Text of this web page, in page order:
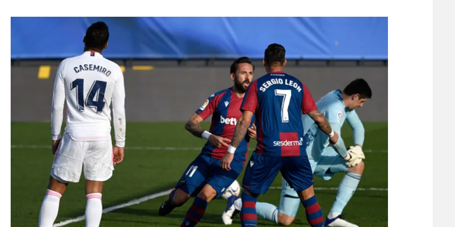
תקנון משתתפים וזוכים בפרסים
תקנון עבור פעילות אלקטרה
תקנון עבור פעילות ספורט 1 – "מרלן"
תנאי שימוש
מדיניות פרטיות
תקנון פעילות ספורט 1
רשיון להקרנה פומבית לבית עסק
הצטרפות לחבילת הערוצים
לוח דרושים – ג'ובנט
הפועל תל אביב
הפועל חיפה
הפועל באר שבע
מכבי נתניה
בני יהודה
ליגה סינית
ליגה ברזילאית
ליגות נוספות